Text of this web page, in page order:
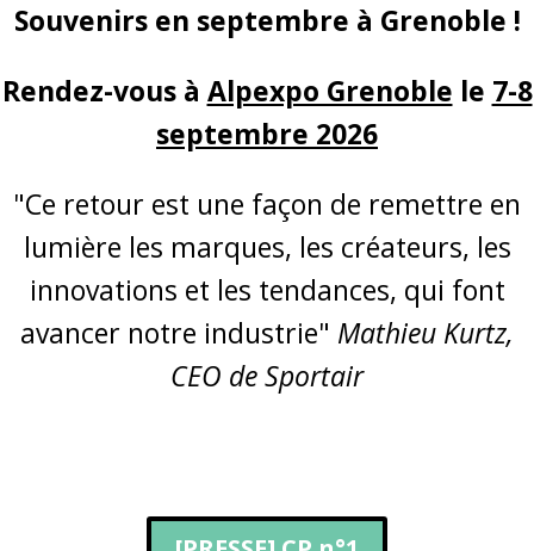
Souvenirs en septembre à Grenoble !
Rendez-vous à Alpexpo Grenoble le 7-8
septembre 2026
"Ce retour est une façon de remettre en
lumière les marques, les créateurs, les
innovations et les tendances, qui font
avancer notre industrie" Mathieu Kurtz,
CEO de Sportair